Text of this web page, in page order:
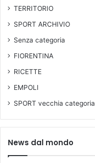
TERRITORIO
SPORT ARCHIVIO
Senza categoria
FIORENTINA
RICETTE
EMPOLI
SPORT vecchia categoria
News dal mondo